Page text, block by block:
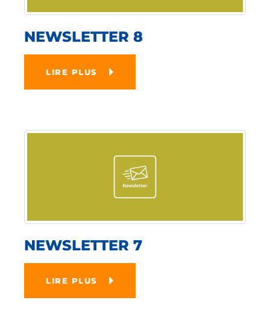
NEWSLETTER 8
LIRE PLUS
NEWSLETTER 7
LIRE PLUS